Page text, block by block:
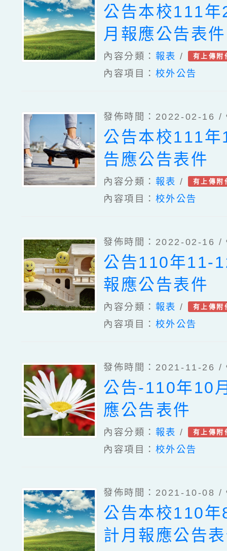
公告本校111
月報應公告表件
內容分類： 報表 / 有上傳附
內容項目： 校外公告
發佈時間：2022-02-16 /
公告本校111
告應公告表件
內容分類： 報表 / 有上傳附
內容項目： 校外公告
發佈時間：2022-02-16 /
公告110年11-
報應公告表件
內容分類： 報表 / 有上傳附
內容項目： 校外公告
發佈時間：2021-11-26 /
公告-110年10
應公告表件
內容分類： 報表 / 有上傳附
內容項目： 校外公告
發佈時間：2021-10-08 /
公告本校110
計月報應公告